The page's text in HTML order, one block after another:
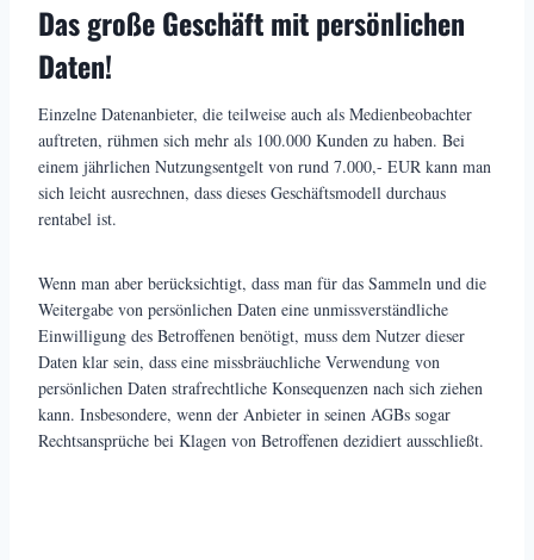
Das große Geschäft mit persönlichen
Daten!
Einzelne Datenanbieter, die teilweise auch als Medienbeobachter
auftreten, rühmen sich mehr als 100.000 Kunden zu haben. Bei
einem jährlichen Nutzungsentgelt von rund 7.000,- EUR kann man
sich leicht ausrechnen, dass dieses Geschäftsmodell durchaus
rentabel ist.
Wenn man aber berücksichtigt, dass man für das Sammeln und die
Weitergabe von persönlichen Daten eine unmissverständliche
Einwilligung des Betroffenen benötigt, muss dem Nutzer dieser
Daten klar sein, dass eine missbräuchliche Verwendung von
persönlichen Daten strafrechtliche Konsequenzen nach sich ziehen
kann. Insbesondere, wenn der Anbieter in seinen AGBs sogar
Rechtsansprüche bei Klagen von Betroffenen dezidiert ausschließt.